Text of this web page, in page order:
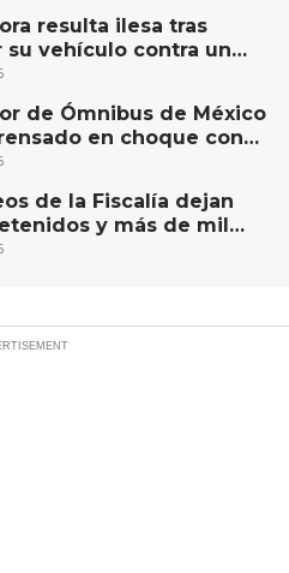
resulta ilesa tras
su vehículo contra un
de Ómnibus de México
en choque con
en San Juan del Río
de la Fiscalía dejan
y más de mil
en Querétaro